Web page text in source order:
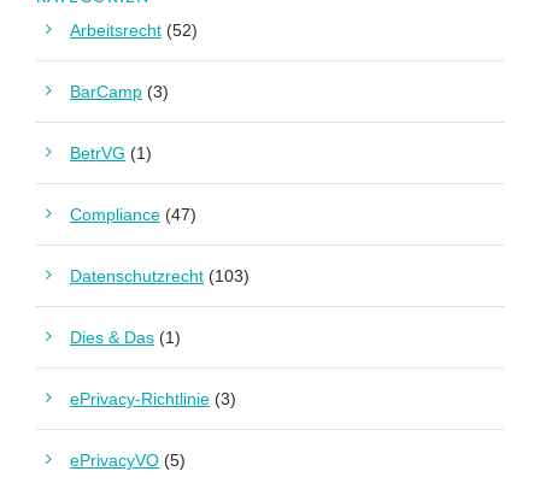
Arbeitsrecht (52)
BarCamp (3)
BetrVG (1)
Compliance (47)
Datenschutzrecht (103)
Dies & Das (1)
ePrivacy-Richtlinie (3)
ePrivacyVO (5)